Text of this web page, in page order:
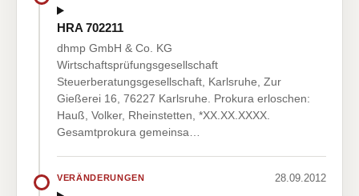
HRA 702211
dhmp GmbH & Co. KG
Wirtschaftsprüfungsgesellschaft
Steuerberatungsgesellschaft, Karlsruhe, Zur
Gießerei 16, 76227 Karlsruhe. Prokura erloschen:
Hauß, Volker, Rheinstetten, *XX.XX.XXXX.
Gesamtprokura gemeinsa…
VERÄNDERUNGEN 28.09.2012